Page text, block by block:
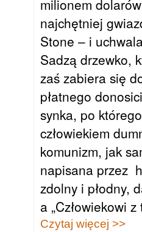
milionem
najchętniej
Stone – i
Sadzą drzewko,
zaś zabiera się
płatnego
synka, po
człowiekiem
komunizm, jak
napisana przez
zdolny i płodny,
a „Człowiekowi
Czytaj więcej >>